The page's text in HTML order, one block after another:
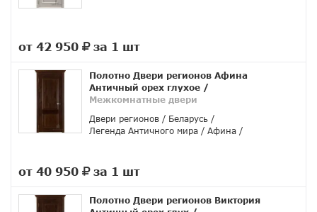
от 42 950
за 1 шт
Полотно Двери регионов Афина
Античный орех глухое /
Межкомнатные двери
Двери регионов
Беларусь
Легенда Античного мира
Афина
от 40 950
за 1 шт
Полотно Двери регионов Виктория